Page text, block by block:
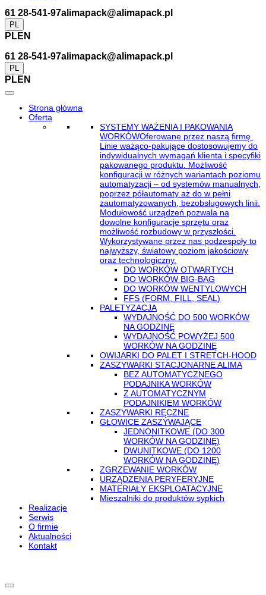
61 28-541-97alimapack@alimapack.pl
PL
PLEN
61 28-541-97alimapack@alimapack.pl
PL
PLEN
Strona główna
Oferta
SYSTEMY WAŻENIA I PAKOWANIA
WORKÓWOferowane przez naszą firmę
Linie ważąco-pakujące dostosowujemy do
indywidualnych wymagań klienta i specyfiki
pakowanego produktu. Możliwość
konfiguracji w różnych wariantach poziomu
automatyzacji – od systemów manualnych,
poprzez półautomaty aż do w pełni
zautomatyzowanych, bezobsługowych linii.
Modułowość urządzeń pozwala na
dowolne konfiguracje sprzętu oraz
możliwość rozbudowy w przyszłości.
Wykorzystywane przez nas podzespoły to
najwyższy, światowy poziom jakościowy
oraz technologiczny.
DO WORKÓW OTWARTYCH
DO WORKÓW BIG-BAG
DO WORKÓW WENTYLOWYCH
FFS (FORM, FILL, SEAL)
PALETYZACJA
WYDAJNOŚĆ DO 500 WORKÓW
NA GODZINĘ
WYDAJNOŚĆ POWYŻEJ 500
WORKÓW NA GODZINĘ
OWIJARKI DO PALET I STRETCH-HOOD
ZASZYWARKI STACJONARNE ALIMA
BEZ AUTOMATYCZNEGO
PODAJNIKA WORKÓW
Z AUTOMATYCZNYM
PODAJNIKIEM WORKÓW
ZASZYWARKI RĘCZNE
GŁOWICE ZASZYWAJĄCE
JEDNONITKOWE (DO 300
WORKÓW NA GODZINĘ)
DWUNITKOWE (DO 1200
WORKÓW NA GODZINĘ)
ZGRZEWANIE WORKÓW
URZĄDZENIA PERYFERYJNE
MATERIAŁY EKSPLOATACYJNE
Mieszalniki do produktów sypkich
Realizacje
Serwis
O firmie
Aktualności
Kontakt